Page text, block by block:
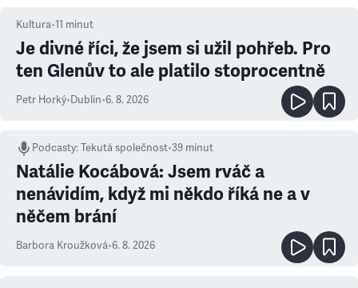
Kultura•11 minut
Je divné říci, že jsem si užil pohřeb. Pro
ten Glenův to ale platilo stoprocentně
Petr Horký•Dublin•6. 8. 2026
Podcasty:Tekutá společnost•39 minut
Natálie Kocábová: Jsem rváč a
nenávidím, když mi někdo říká ne a v
něčem brání
Barbora Kroužková•6. 8. 2026